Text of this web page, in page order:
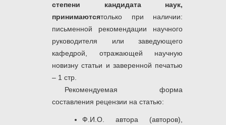
степени кандидата наук,
принимаютсятолько при наличии:
письменной рекомендации научного
руководителя или заведующего
кафедрой, отражающей научную
новизну статьи и заверенной печатью
– 1 стр.
Рекомендуемая форма
составления рецензии на статью:
Ф.И.О. автора (авторов),